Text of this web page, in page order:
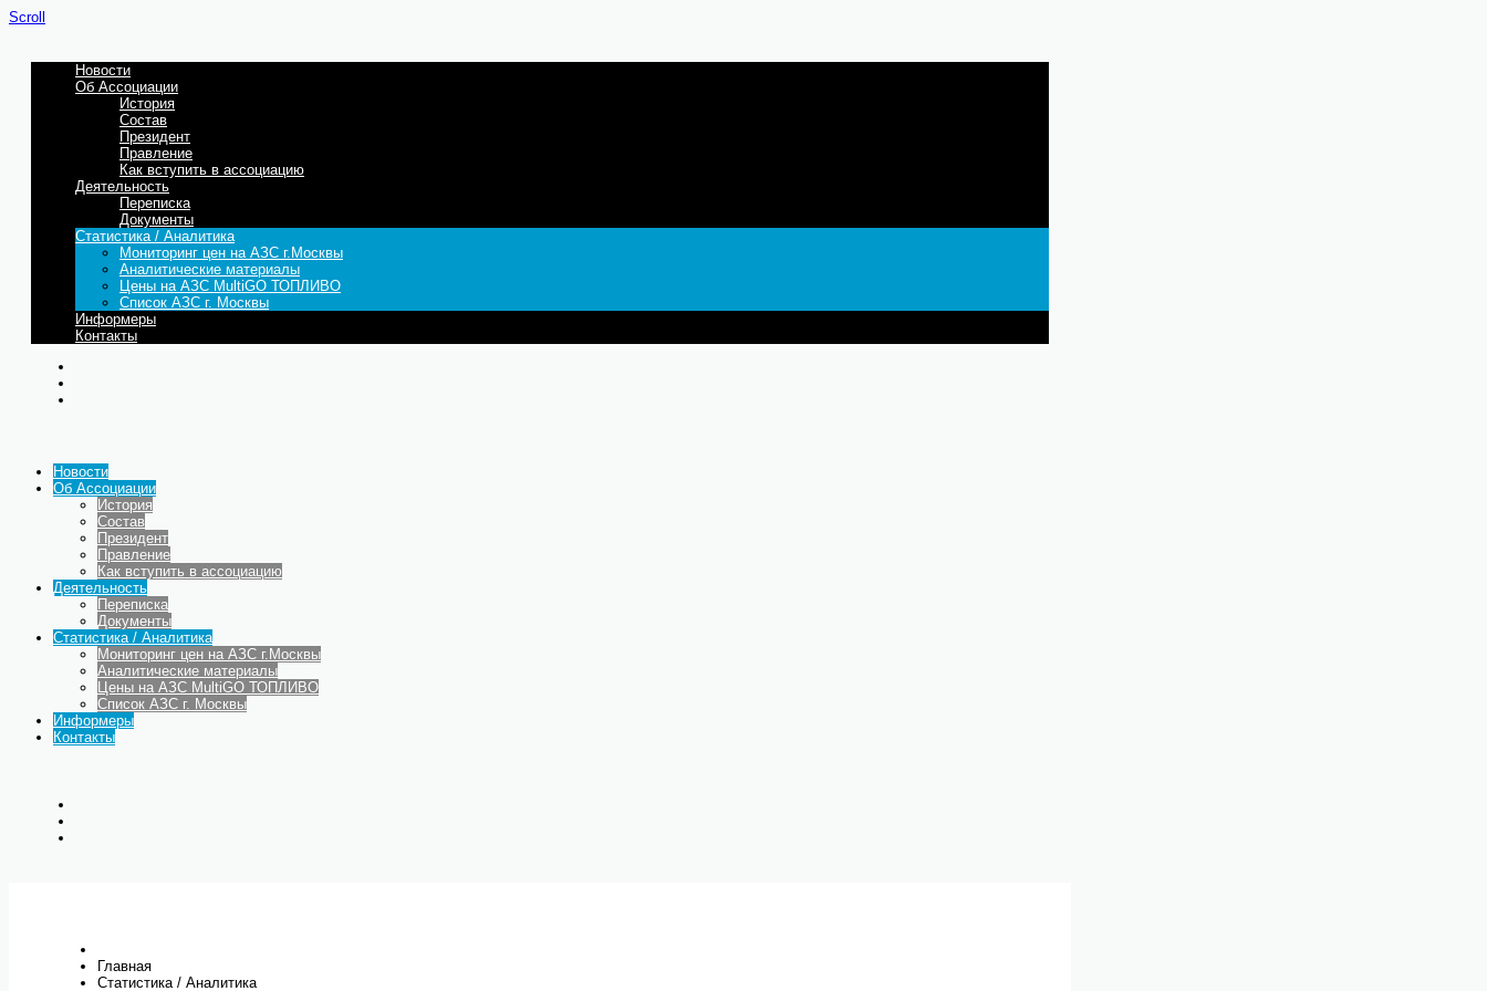
Scroll
Новости
Об Ассоциации
История
Состав
Президент
Правление
Как вступить в ассоциацию
Деятельность
Переписка
Документы
Статистика / Аналитика
Мониторинг цен на АЗС г.Москвы
Аналитические материалы
Цены на АЗС MultiGO ТОПЛИВО
Список АЗС г. Москвы
Информеры
Контакты
Новости
Об Ассоциации
История
Состав
Президент
Правление
Как вступить в ассоциацию
Деятельность
Переписка
Документы
Статистика / Аналитика
Мониторинг цен на АЗС г.Москвы
Аналитические материалы
Цены на АЗС MultiGO ТОПЛИВО
Список АЗС г. Москвы
Информеры
Контакты
Главная
Статистика / Аналитика